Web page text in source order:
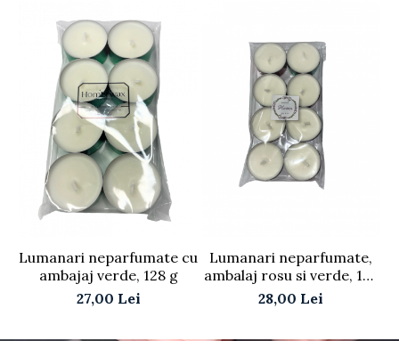
Lumanari neparfumate cu
ambajaj verde, 128 g
27,00 Lei
Lumanari neparfumate,
ambalaj rosu si verde, 128
g
28,00 Lei